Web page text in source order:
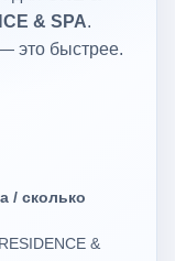
& SPA.
это быстрее.
/ сколько
&